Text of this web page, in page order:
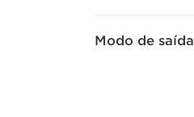
Modo de saída